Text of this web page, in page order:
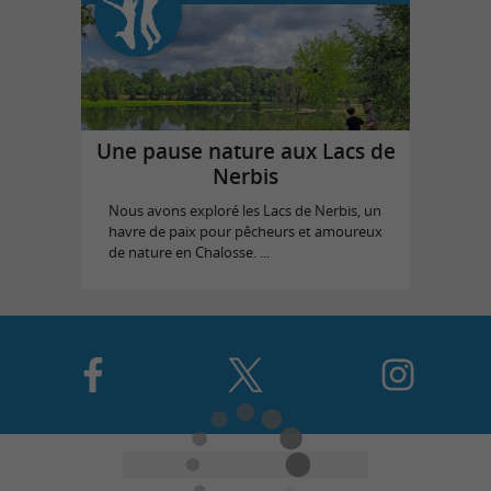
Une pause nature aux Lacs de
Nerbis
Nous avons exploré les Lacs de Nerbis, un
havre de paix pour pêcheurs et amoureux
de nature en Chalosse. ...